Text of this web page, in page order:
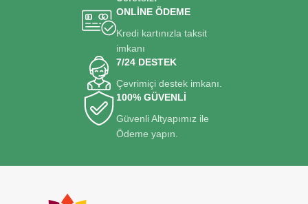
ONLİNE ÖDEME
Kredi kartınızla taksit
imkanı
7/24 DESTEK
Çevrimiçi destek imkanı.
100% GÜVENLİ
Güvenli Altyapımız ile
Ödeme yapın.